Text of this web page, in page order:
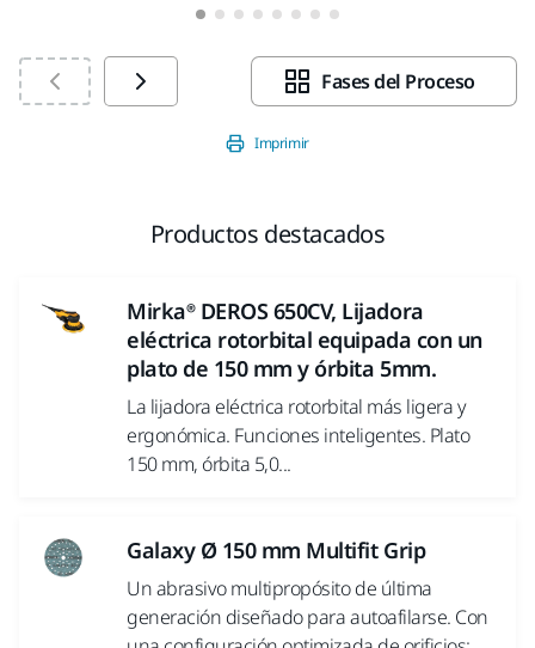
Fases del Proceso
Imprimir
Productos destacados
Mirka® DEROS 650CV, Lijadora
eléctrica rotorbital equipada con un
plato de 150 mm y órbita 5mm.
La lijadora eléctrica rotorbital más ligera y
ergonómica. Funciones inteligentes. Plato
150 mm, órbita 5,0...
Galaxy Ø 150 mm Multifit Grip
Un abrasivo multipropósito de última
generación diseñado para autoafilarse. Con